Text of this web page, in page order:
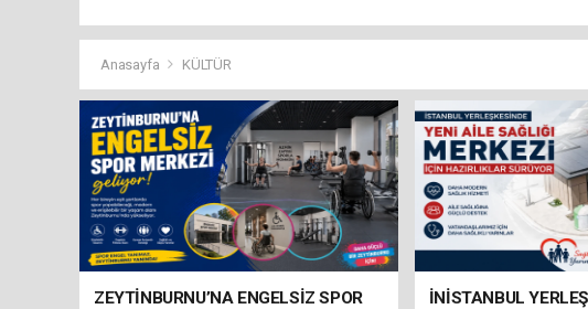
Anasayfa KÜLTÜR
ZEYTİNBURNU’NA ENGELSİZ SPOR
İNİSTANBUL